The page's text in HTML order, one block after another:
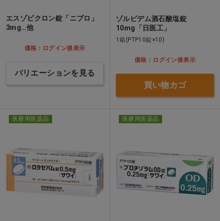
エスゾピクロン錠「ニプロ」
3mg…他
価格：ログイン後表示
バリエーションを見る
ゾルピデム酒石酸塩錠
10mg「日医工」
1箱(PTP10錠×10)
価格：ログイン後表示
買い物カゴ
医療用医薬品 医療用医薬品